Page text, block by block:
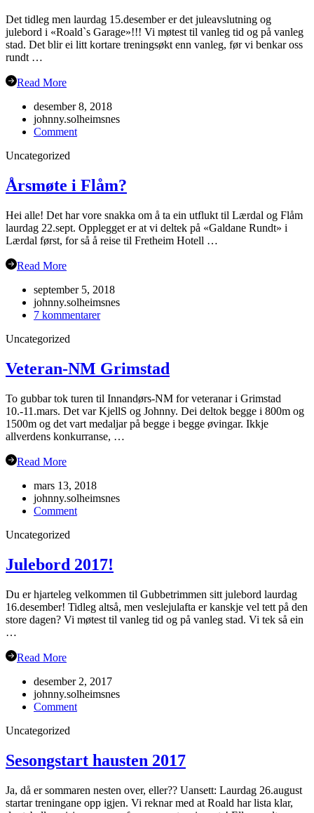
Det tidleg men laurdag 15.desember er det juleavslutning og
julebord i «Roald`s Garage»!!! Vi møtest til vanleg tid og på vanleg
stad. Det blir ei litt kortare treningsøkt enn vanleg, før vi benkar oss
rundt …
Read More
desember 8, 2018
johnny.solheimsnes
Commenton
Uncategorized
Årsmøte i Flåm?
Hei alle! Det har vore snakka om å ta ein utflukt til Lærdal og Flåm
laurdag 22.sept. Opplegget er at vi deltek på «Galdane Rundt» i
Lærdal først, for så å reise til Fretheim Hotell …
Read More
september 5, 2018
johnny.solheimsnes
7 kommentarertil
Uncategorized
Veteran-NM Grimstad
To gubbar tok turen til Innandørs-NM for veteranar i Grimstad
10.-11.mars. Det var KjellS og Johnny. Dei deltok begge i 800m og
1500m og det vart medaljar på begge i begge øvingar. Ikkje
allverdens konkurranse, …
Read More
mars 13, 2018
johnny.solheimsnes
Commenton
Uncategorized
Julebord 2017!
Du er hjarteleg velkommen til Gubbetrimmen sitt julebord laurdag
16.desember! Tidleg altså, men veslejulafta er kanskje vel tett på den
store dagen? Vi møtest til vanleg tid og på vanleg stad. Vi tek så ein
…
Read More
desember 2, 2017
johnny.solheimsnes
Commenton
Uncategorized
Sesongstart hausten 2017
Ja, då er sommaren nesten over, eller?? Uansett: Laurdag 26.august
startar treningane opp igjen. Vi reknar med at Roald har lista klar,